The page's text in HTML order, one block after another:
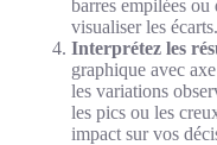
barres empilées
visualiser les écarts.
Interprétez les
graphique avec
les variations
les pics ou les
impact sur vos